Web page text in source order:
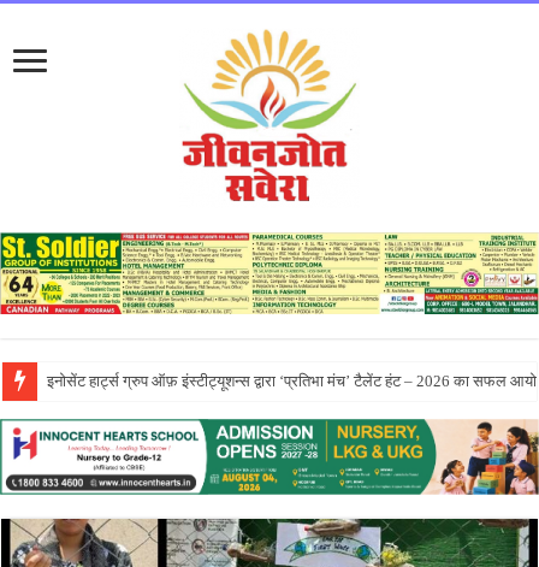
सीटी ग्रुप ने पांच दिवसीय आरंभ 2026 कार्येक्रम का भव्य समापन किया